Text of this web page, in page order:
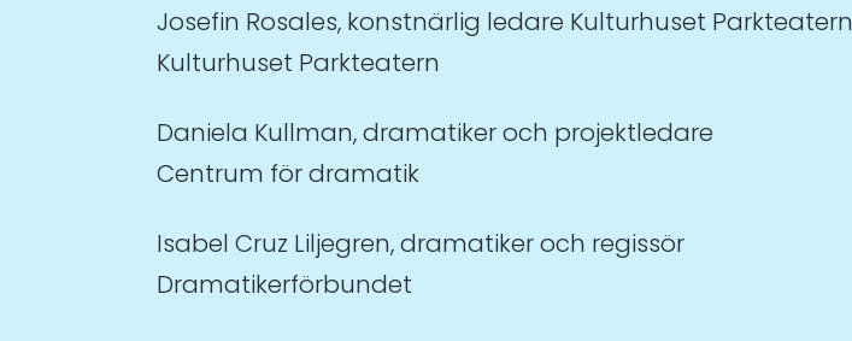
Josefin Rosales, konstnärlig ledare Kulturhuset Parkteatern
Kulturhuset Parkteatern
Daniela Kullman, dramatiker och projektledare
Centrum för dramatik
Isabel Cruz Liljegren, dramatiker och regissör
Dramatikerförbundet